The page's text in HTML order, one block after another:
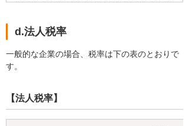
d.法人税率
一般的な企業の場合、税率は下の表のとおりで
す。
【法人税率】